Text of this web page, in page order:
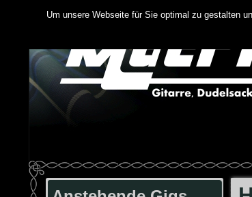
Um unsere Webseite für Sie optimal zu gestalten